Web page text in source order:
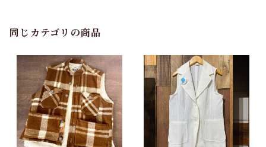
同じカテゴリの商品